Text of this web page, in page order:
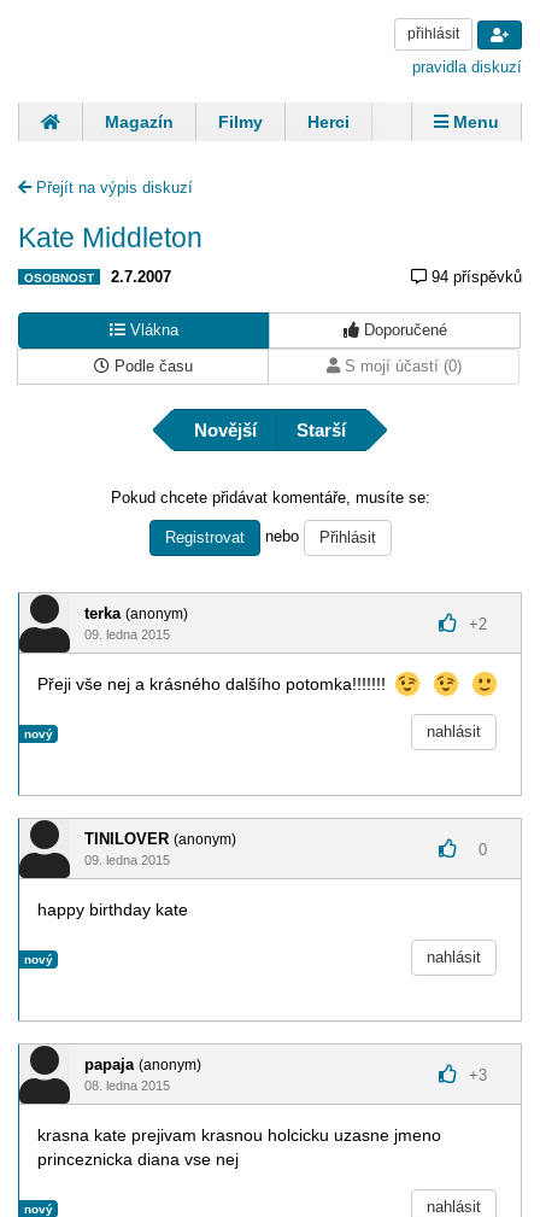
přihlásit
pravidla diskuzí
Magazín Filmy Herci
Zpěváci
Panovníci
Finančníci
Menu
Přejít na výpis diskuzí
Kate Middleton
OSOBNOST 2.7.2007 94 příspěvků
Vlákna
Doporučené
Podle času
S mojí účastí (0)
Novější Starší
Pokud chcete přidávat komentáře, musíte se:
Registrovat nebo Přihlásit
terka (anonym)
09. ledna 2015
+2
Přeji vše nej a krásného dalšího potomka!!!!!!!
nový nahlásit
TINILOVER (anonym)
09. ledna 2015
0
happy birthday kate
nový nahlásit
papaja (anonym)
08. ledna 2015
+3
krasna kate prejivam krasnou holcicku uzasne jmeno
princeznicka diana vse nej
nový nahlásit